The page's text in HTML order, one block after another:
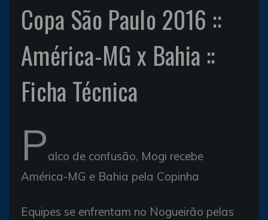
Copa São Paulo 2016 ::
América-MG x Bahia ::
Ficha Técnica
Palco de confusão, Mogi recebe
América-MG e Bahia pela Copinha
Equipes se enfrentam no Nogueirão pelas